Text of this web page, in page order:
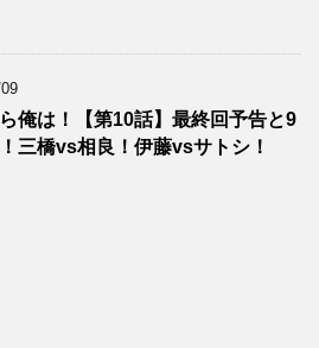
俺は！【第10話】最終回予告と9
三橋vs相良！伊藤vsサトシ！